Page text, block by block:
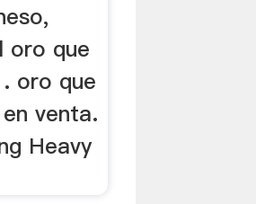
oro que
oro que
venta.
Heavy